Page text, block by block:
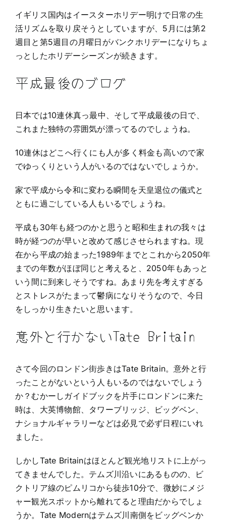
イギリス国内はイースターホリデー明けで日常の生
活リズムを取り戻そうとしていますが、5月には第2
週目と第5週目の月曜日がバンクホリデーになりちょ
っとしたホリデーシーズンが続きます。
平成最後のブログ
日本では10連休真っ最中、そして平成最後の日で、
これまた独特の雰囲気が漂ってるのでしょうね。
10連休はどこへ行くにも人が多く料金も高いので家
でゆっくりという人がいるのではないでしょうか。
家で平成から令和に変わる瞬間を天皇退位の儀式と
ともに過ごしている人もいるでしょうね。
平成も30年も経つのかと思うと昭和生まれの我々は
時が経つのが早いと改めて感じさせられますね。現
在から平成の始まった1989年までとこれから2050年
までの年数がほぼ同じと考えると、2050年もあっと
いう間に到来しそうですね。あまり先を考えすぎる
とストレスがたまって鬱病になりそうなので、今日
をしっかり生きたいと思います。
意外と行かないTate Britain
さて今回のロンドン街歩きはTate Britain。意外と行
ったことがないという人もいるのではないでしょう
か？むかーしガイドブックを片手にロンドンに来た
時は、大英博物館、タワーブリッジ、ビッグベン、
ナショナルギャラリーなどは必見で必ず日程にいれ
ました。
しかしTate Britainはほとんど観光地リストに上がっ
てきませんでした。テムズ川沿いにあるものの、ビ
クトリア線のピムリコから徒歩10分で、微妙にメジ
ャー観光スポットから離れてると理由だからでしょ
うか。Tate Modernはテムズ川南側をビッグベンか